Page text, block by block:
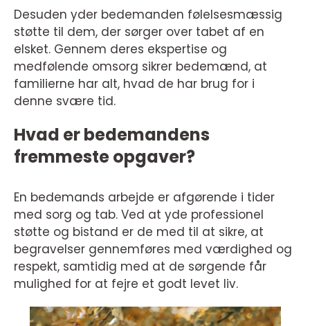
Desuden yder bedemanden følelsesmæssig
støtte til dem, der sørger over tabet af en
elsket. Gennem deres ekspertise og
medfølende omsorg sikrer bedemænd, at
familierne har alt, hvad de har brug for i
denne svære tid.
Hvad er bedemandens
fremmeste opgaver?
En bedemands arbejde er afgørende i tider
med sorg og tab. Ved at yde professionel
støtte og bistand er de med til at sikre, at
begravelser gennemføres med værdighed og
respekt, samtidig med at de sørgende får
mulighed for at fejre et godt levet liv.